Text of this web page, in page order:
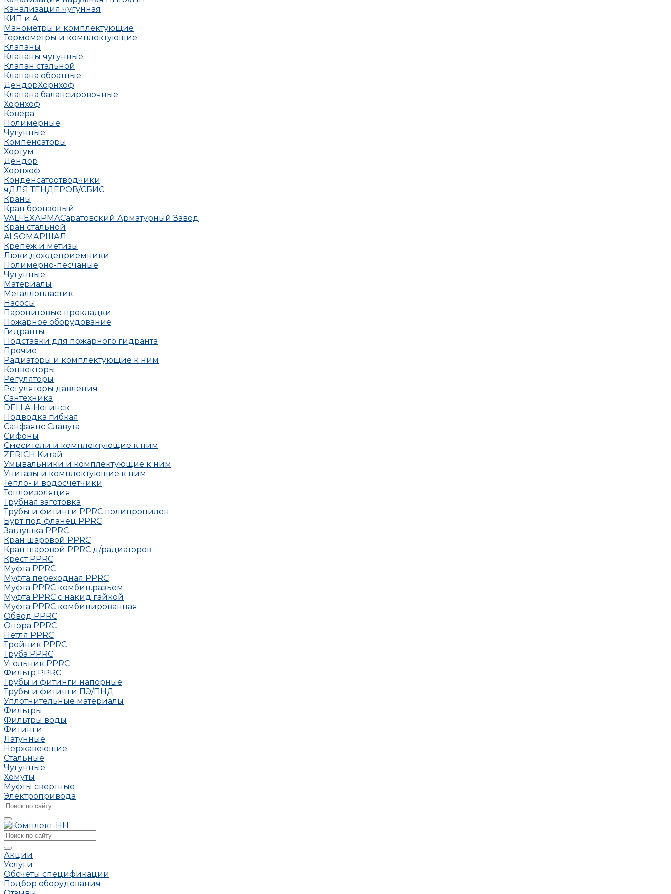
Канализация чугунная
КИП и А
Манометры и комплектующие
Термометры и комплектующие
Клапаны
Клапаны чугунные
Клапан стальной
Клапана обратные
ДендорХорнхоф
Клапана балансировочные
Хорнхоф
Ковера
Полимерные
Чугунные
Компенсаторы
Хортум
Дендор
Хорнхоф
Конденсатоотводчики
яДЛЯ ТЕНДЕРОВ/СБИС
Краны
Кран бронзовый
VALFEXАРМАСаратовский Арматурный Завод
Кран стальной
ALSOМАРШАЛ
Крепеж и метизы
Люки,дождеприемники
Полимерно-песчаные
Чугунные
Материалы
Металлопластик
Насосы
Паронитовые прокладки
Пожарное оборудование
Гидранты
Подставки для пожарного гидранта
Прочие
Радиаторы и комплектующие к ним
Конвекторы
Регуляторы
Регуляторы давления
Сантехника
DELLA-Ногинск
Подводка гибкая
Санфаянс Славута
Сифоны
Смесители и комплектующие к ним
ZERICH Китай
Умывальники и комплектующие к ним
Унитазы и комплектующие к ним
Тепло- и водосчетчики
Теплоизоляция
Трубная заготовка
Трубы и фитинги PPRC полипропилен
Бурт под фланец РРRC
Заглушка РРRC
Кран шаровой PPRC
Кран шаровой PPRC д/радиаторов
Крест PPRC
Муфта PPRC
Муфта переходная PPRC
Муфта РРRC комбин.разъем
Муфта PPRC с накид гайкой
Муфта РРRC комбинированная
Обвод РРRC
Опора РРRC
Петля РРRC
Тройник РРRC
Труба РРRC
Угольник РРRC
Фильтр PPRC
Трубы и фитинги напорные
Трубы и фитинги ПЭ/ПНД
Уплотнительные материалы
Фильтры
Фильтры воды
Фитинги
Латунные
Нержавеющие
Стальные
Чугунные
Хомуты
Муфты свертные
Электропривода
Акции
Услуги
Обсчеты спецификации
Подбор оборудования